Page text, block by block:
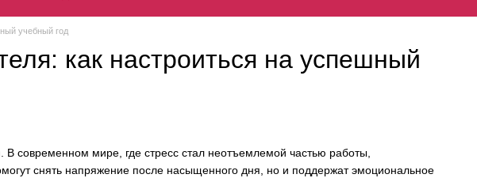
учебный год
как настроиться на успешный
В современном мире, где стресс стал неотъемлемой частью работы,
снять напряжение после насыщенного дня, но и поддержат эмоциональное